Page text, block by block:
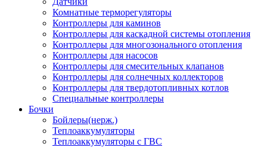
Комнатные терморегуляторы
Контроллеры для каминов
Контроллеры для каскадной системы отопления
Контроллеры для многозонального отопления
Контроллеры для насосов
Контроллеры для смесительных клапанов
Контроллеры для солнечных коллекторов
Контроллеры для твердотопливных котлов
Специальные контроллеры
Бочки
Бойлеры(нерж.)
Теплоаккумуляторы
Теплоаккумуляторы с ГВС